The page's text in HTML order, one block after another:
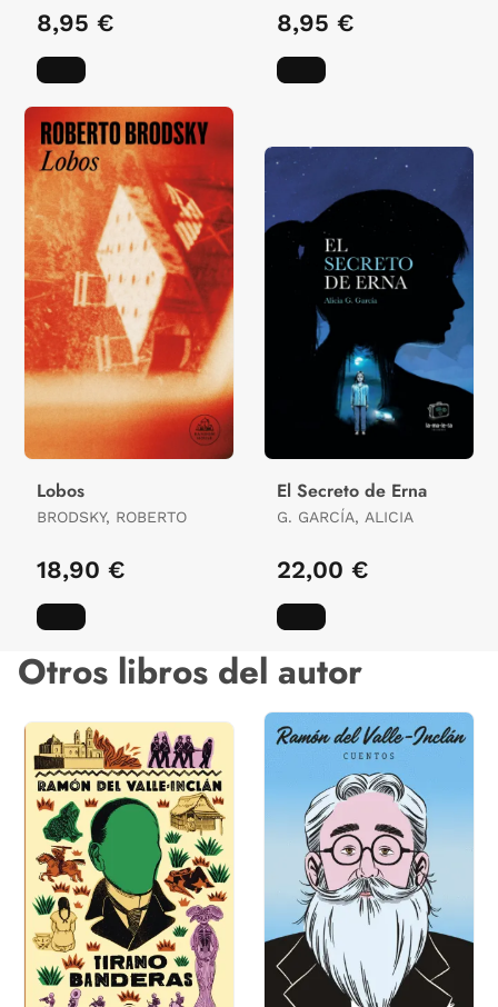
8,95 € 8,95 €
Lobos
BRODSKY, ROBERTO
18,90 €
El Secreto de Erna
G. GARCÍA, ALICIA
22,00 €
Otros libros del autor